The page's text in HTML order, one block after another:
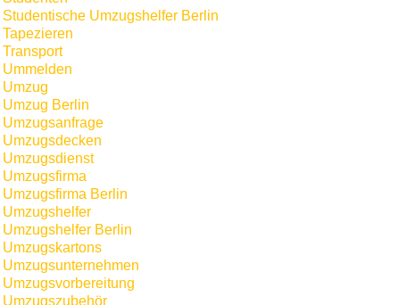
Studentische Umzugshelfer Berlin
Tapezieren
Transport
Ummelden
Umzug
Umzug Berlin
Umzugsanfrage
Umzugsdecken
Umzugsdienst
Umzugsfirma
Umzugsfirma Berlin
Umzugshelfer
Umzugshelfer Berlin
Umzugskartons
Umzugsunternehmen
Umzugsvorbereitung
Umzugszubehör